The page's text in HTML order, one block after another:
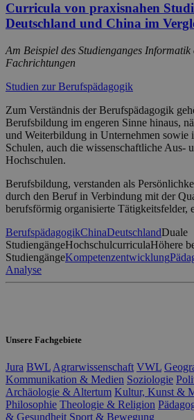
Curricula von praxisnahen
Deutschland und China im
Am Beispiel des Studienganges
Fachrichtungen
Studien zur Berufspädagogik
Zum Verständnis der Berufspädagogik
Berufsbildung im engeren Sinne hinaus,
und Weiterbildung in Unternehmen sowie
Schulen, auch die wissenschaftliche Aus-
Hochschulen.
Berufsbildung, verstanden als
durch den Beruf in Verbindung mit der
berufsförmig organisierte
BerufspädagogikChinaDeutschlandDuale
StudiengängeHochschulcurriculaHöhere
StudiengängeKompetenzentwicklung
Analyse
Unsere Fachgebiete
Jura BWL Agrarwissenschaft VWL
Kommunikation & Medien Soziologie
Archäologie & Altertum Kultur, Kunst &
Philosophie Theologie & Religion
& Gesundheit Sport & Bewegung